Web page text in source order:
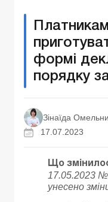
формі
порядку
Зінаїда
17.07.2023
Що
17.05.2023
унесено